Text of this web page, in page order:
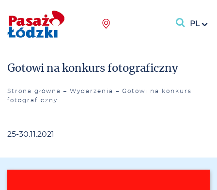
PL
Gotowi na konkurs fotograficzny
Strona główna – Wydarzenia – Gotowi na konkurs
fotograficzny
25-30.11.2021